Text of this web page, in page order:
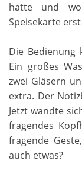
hatte und
Speisekarte
Die Bedienung
Ein großes
zwei Gläsern
extra. Der
Jetzt wandte
fragendes
fragende
auch etwas?